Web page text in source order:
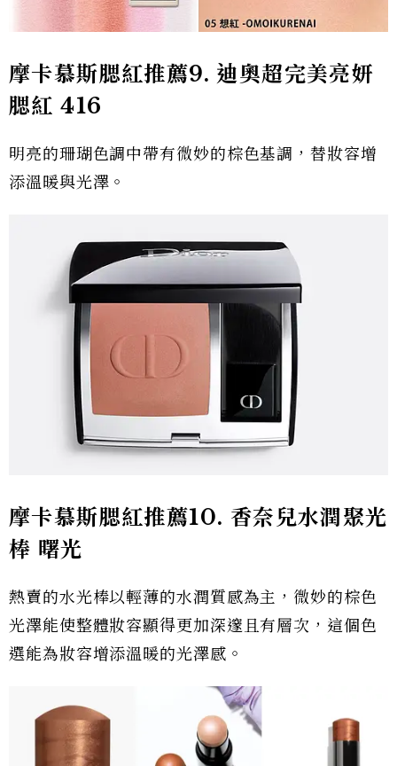
摩卡慕斯腮紅推薦9. 迪奧超完美亮妍
腮紅 416
明亮的珊瑚色調中帶有微妙的棕色基調，替妝容增
添溫暖與光澤。
摩卡慕斯腮紅推薦10. 香奈兒水潤聚光
棒 曙光
熱賣的水光棒以輕薄的水潤質感為主，微妙的棕色
光澤能使整體妝容顯得更加深邃且有層次，這個色
選能為妝容增添溫暖的光澤感。